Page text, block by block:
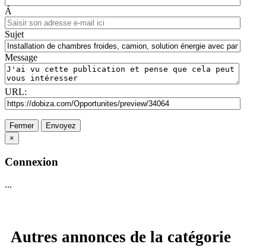
Á
Sujet
Message
URL:
Fermer
Envoyez
×
Connexion
...
Autres annonces de la catégorie